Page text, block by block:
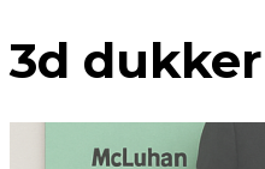
3d dukker